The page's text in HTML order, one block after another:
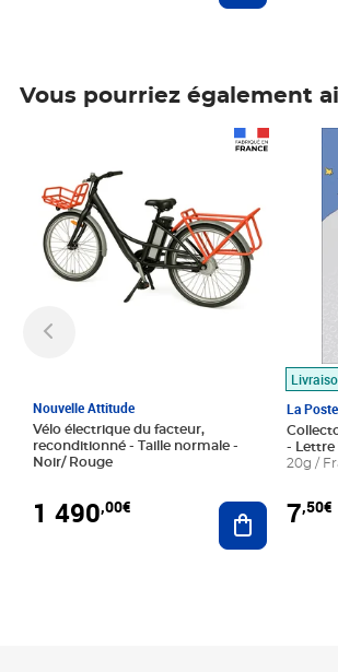
Vous pourriez également
Nouvelle Attitude
Vélo électrique du facteur,
reconditionné - Taille normale -
Noir/ Rouge
1 490,00€ Ajouter au
La Poste
- Lettre
20g /
7,50€
Prix